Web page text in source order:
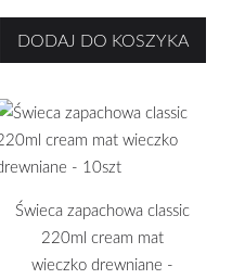
DODAJ DO KOSZYKA
Świeca zapachowa classic
220ml cream mat
wieczko drewniane -